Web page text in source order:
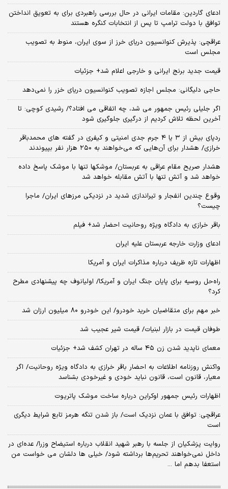
ادعای گاردین: مقامات ایرانی در حال بررسی راهبردی برای به تعویق انداختن
توافق با دولت ترامپ تا پس از انتخابات کنگره هستند
عراقچی: پذیرش کنوانسیون دریای خرز از سوی ایران، منوط به تصویب
مجلس است
قیمت جدید برنج ایرانی و خارجی اعلام شد+ جزئیات
حاجی دلیگانی: مجلس اجازه تصویب کنوانسیون دریای خزر را نمی‌دهد
اگر جلیلی رئیس جمهور می شد، چه اتفاقی می افتاد؟/ رشیدی کوچی: تا
آخرین لحظه تلاش کردیم از درگیری جلوگیری شود
ردپای بیش از ۳ یا ۴ جرم جدی امنیتی و کیفری در گفته های محمدباقر
خرازی/ هشدار برای آن‌هایی که می‌خواهند به ۲۵۰ هزار نفر بپیوندند
هشدار صریح مقام عراقی به عربستان/ موشکها تنها با موشک پاسخ داده
خواهد شد و آتش تنها با آتش مقابله خواهد شد
وقوع چندین انفجار و تیراندازی شدید در نزدیکی مرز‌های ایران/ ماجرا
چیست؟
باقر خرازی به دادگاه ویژه روحانیت احضار شد+ فیلم
ادعای وزارت خارجه عربستان علیه ایران
اظهارات تازه ظریف درباره مذاکرات ایران و آمریکا
راه‌حل روسیه برای پایان جنگ ایران و آمریکا/ اولیانوف چه پیشنهادی مطرح
کرد؟
خبر مهم برای متقاضیان خرید خودرو/ این خودرو ۸۰ میلیون ارزان شد
طوفان قیمت در بازار لبنیات/ قیمت شیر عجیب شد
معمای ناپدید شدن زن ۴۵ ساله در تهران کشف شد+ جزئیات
واکنش روزنامه اطلاعات به احضار باقر خرازی به دادگاه ویژه روحانیت/ اگر
معیار، قانون است، قانون نباید خودی و غیرخودی بشناسد
اظهارات رئیس جمهور اوکراین درباره ساخت موشک پاتریوت
عراقچی: توافق با عمان نزدیک است/ باز شدن تنگه هرمز تابع شرایط دیگری
است
روایت پزشکیان از جلسه با رهبر شهید انقلاب درباره استیضاح وزرا/ عده‌ای در
داخل نمی‌خواهند تحریم‌ها برداشته شود/ خیلی ها دلشان می خواست من
استعفا بدهم اما ...